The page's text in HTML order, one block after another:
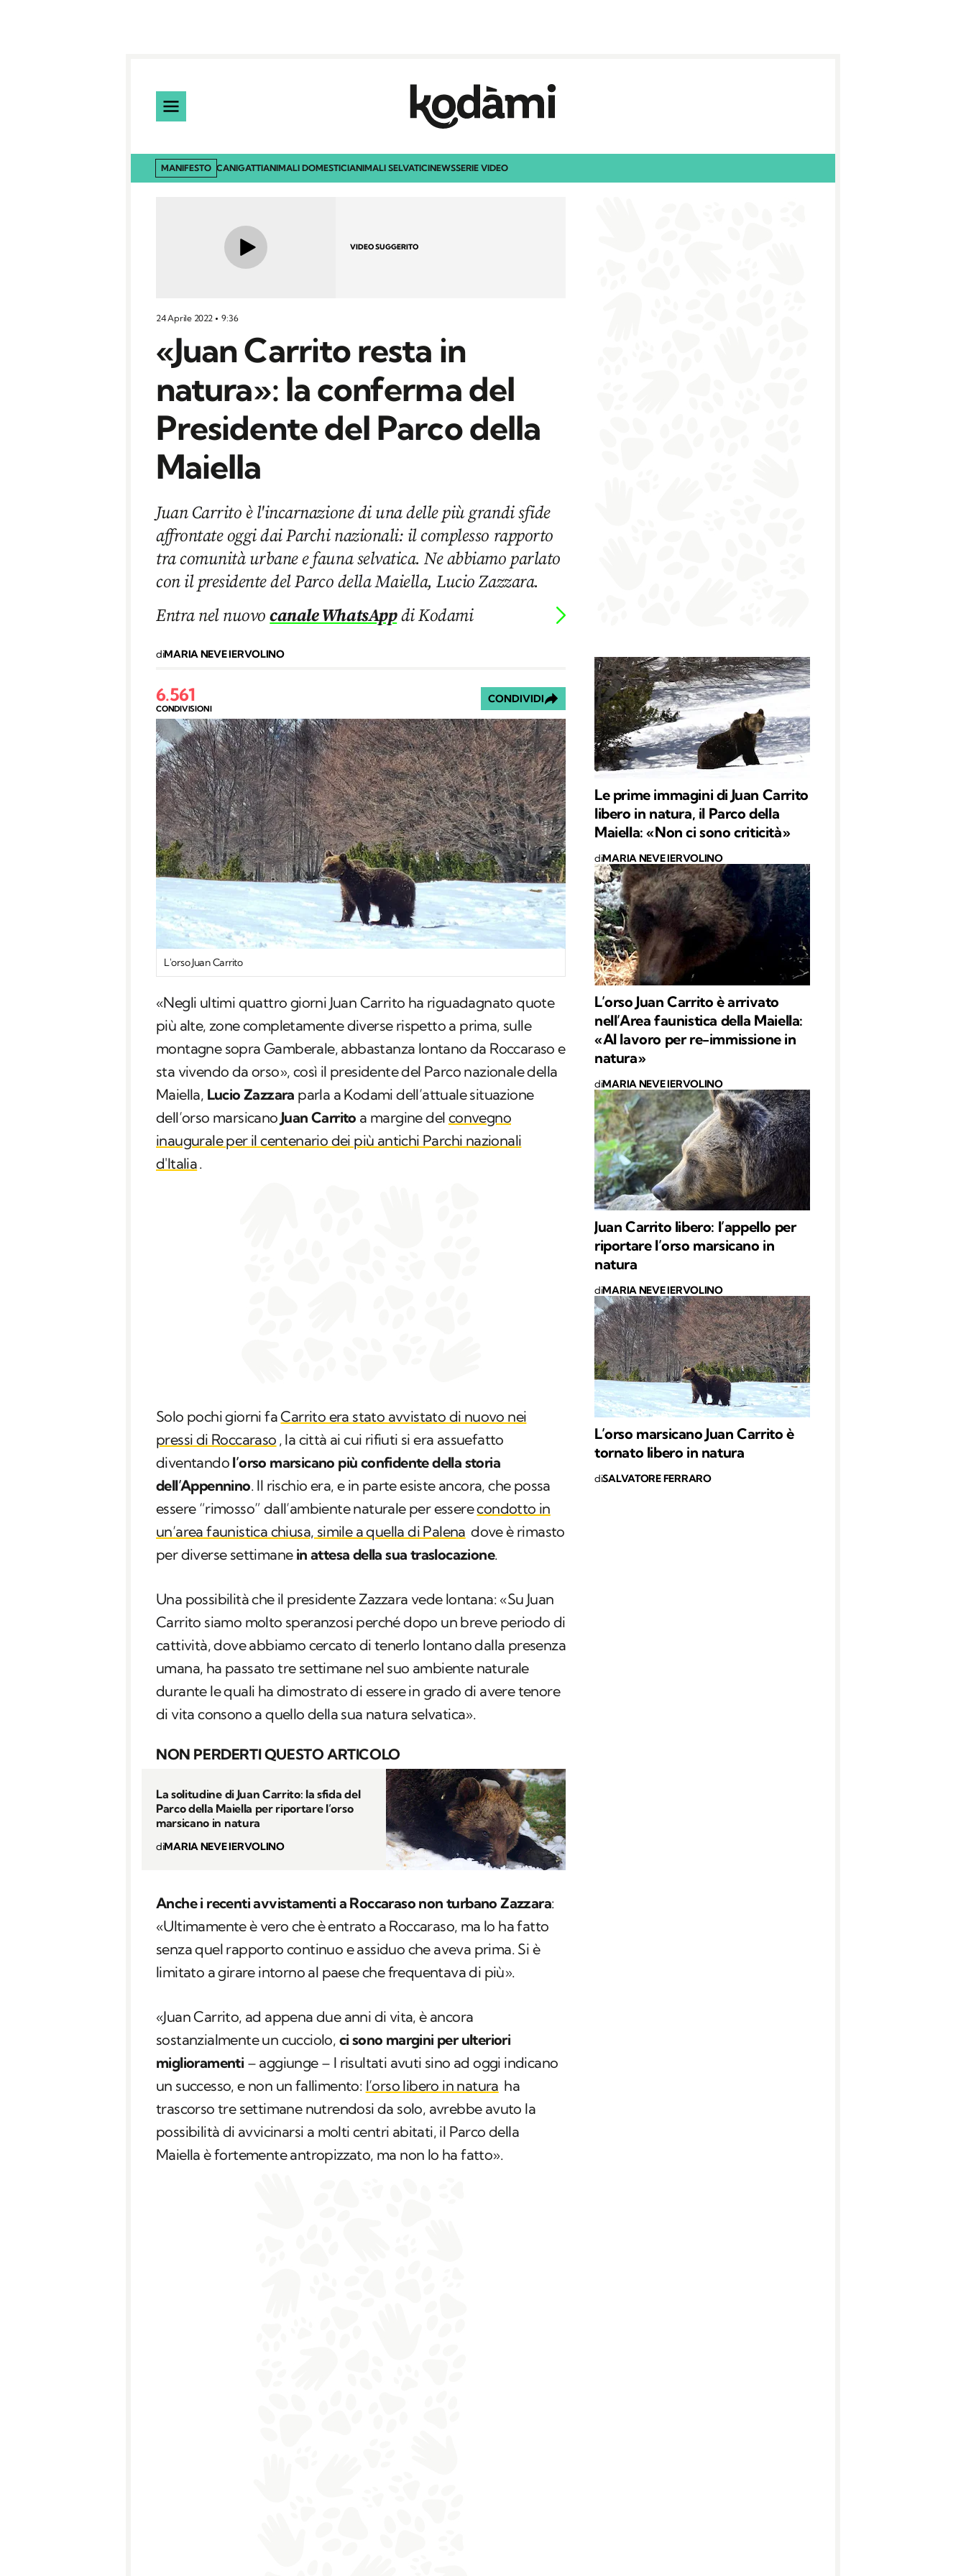
MANIFESTO CANIGATTIANIMALI DOMESTICIANIMALI SELVATICINEWSSERIE VIDEO
VIDEO SUGGERITO
24 Aprile 2022 9:36
«Juan Carrito resta in
natura»: la conferma del
Presidente del Parco della
Maiella
Juan Carrito è l'incarnazione di una delle più grandi sfide
affrontate oggi dai Parchi nazionali: il complesso rapporto
tra comunità urbane e fauna selvatica. Ne abbiamo parlato
con il presidente del Parco della Maiella, Lucio Zazzara.
Entra nel nuovocanale WhatsAppdi Kodami
diMARIA NEVE IERVOLINO
6.561
CONDIVISIONI
CONDIVIDI
L'orso Juan Carrito
«Negli ultimi quattro giorni Juan Carrito ha riguadagnato quote
più alte, zone completamente diverse rispetto a prima, sulle
montagne sopra Gamberale, abbastanza lontano da Roccaraso e
sta vivendo da orso», così il presidente del Parco nazionale della
Maiella, Lucio Zazzara parla a Kodami dell’attuale situazione
dell’orso marsicano Juan Carrito a margine del convegno
inaugurale per il centenario dei più antichi Parchi nazionali
d'Italia.
Solo pochi giorni faCarrito era stato avvistato di nuovo nei
pressi di Roccaraso , la città ai cui rifiuti si era assuefatto
diventando l’orso marsicano più confidente della storia
dell’Appennino. Il rischio era, e in parte esiste ancora, che possa
essere “rimosso” dall’ambiente naturale per esserecondotto in
un’area faunistica chiusa, simile a quella di Palena dove è rimasto
per diverse settimane in attesa della sua traslocazione.
Una possibilità che il presidente Zazzara vede lontana: «Su Juan
Carrito siamo molto speranzosi perché dopo un breve periodo di
cattività, dove abbiamo cercato di tenerlo lontano dalla presenza
umana, ha passato tre settimane nel suo ambiente naturale
durante le quali ha dimostrato di essere in grado di avere tenore
di vita consono a quello della sua natura selvatica».
NON PERDERTI QUESTO ARTICOLO
La solitudine di Juan Carrito: la sfida del
Parco della Maiella per riportare l’orso
marsicano in natura
diMARIA NEVE IERVOLINO
Anche i recenti avvistamenti a Roccaraso non turbano Zazzara:
«Ultimamente è vero che è entrato a Roccaraso, ma lo ha fatto
senza quel rapporto continuo e assiduo che aveva prima. Si è
limitato a girare intorno al paese che frequentava di più».
«Juan Carrito, ad appena due anni di vita, è ancora
sostanzialmente un cucciolo, ci sono margini per ulteriori
miglioramenti – aggiunge – I risultati avuti sino ad oggi indicano
un successo, e non un fallimento: l’orso libero in natura ha
trascorso tre settimane nutrendosi da solo, avrebbe avuto la
possibilità di avvicinarsi a molti centri abitati, il Parco della
Maiella è fortemente antropizzato, ma non lo ha fatto».
Le prime immagini di Juan Carrito
libero in natura, il Parco della
Maiella: «Non ci sono criticità»
diMARIA NEVE IERVOLINO
L’orso Juan Carrito è arrivato
nell’Area faunistica della Maiella:
«Al lavoro per re-immissione in
natura»
diMARIA NEVE IERVOLINO
Juan Carrito libero: l’appello per
riportare l’orso marsicano in
natura
diMARIA NEVE IERVOLINO
L’orso marsicano Juan Carrito è
tornato libero in natura
diSALVATORE FERRARO